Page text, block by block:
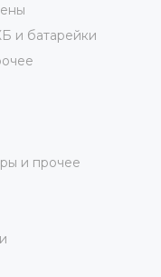
и батарейки
и прочее